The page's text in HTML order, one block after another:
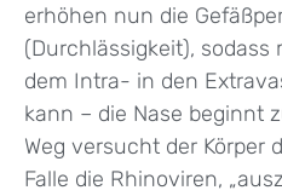
erhöhen nun die
(Durchlässigkeit), sodass
dem Intra- in den
kann – die Nase beginnt
Weg versucht der Körper
Falle die Rhinoviren,